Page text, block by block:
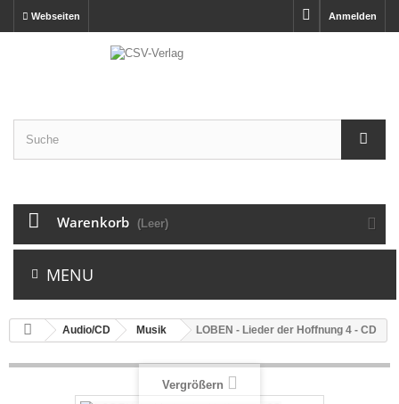
Anmelden
Webseiten
Warenkorb (Leer)
MENU
Audio/CD Musik LOBEN - Lieder der Hoffnung 4 - CD
Vergrößern